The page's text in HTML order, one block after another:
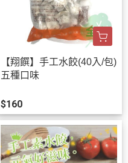
【翔饌】手工水餃(40入/包)
五種口味
$160